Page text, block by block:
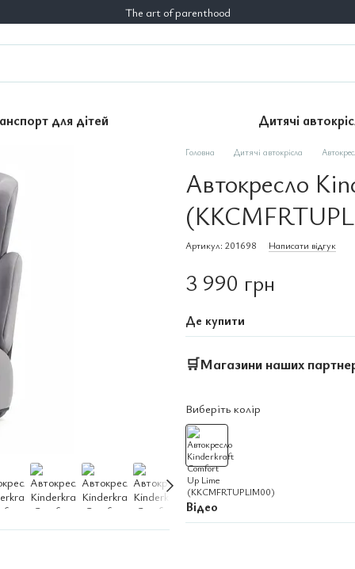
The art of parenthood
для дітей Дитячі
Головна Дитячі автокрісла
Автокресло
Артикул: 201698 Написати відгук
3 990 грн
Де купити
🛒Магазини наших
Виберіть колір
Відео